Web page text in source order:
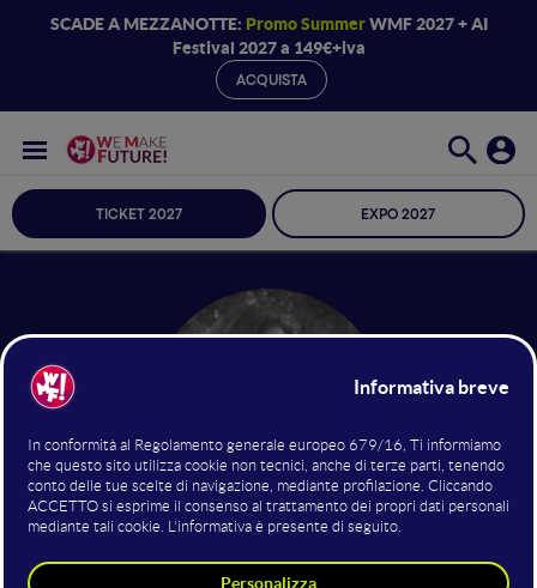
SCADE A MEZZANOTTE: Promo SummerWMF 2027 + AI
Festival 2027 a 149€+iva
ACQUISTA
TICKET 2027 EXPO 2027